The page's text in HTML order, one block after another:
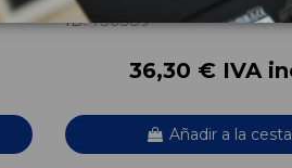
ID:730389
36,30 € IVA
Añadir a la cesta